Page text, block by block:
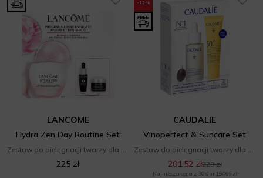
LANCOME
Hydra Zen Day Routine Set
Zestaw do pielęgnacji twarzy dla niej
225 zł
-12%
CAUDALIE
Vinoperfect & Suncare Set
Zestaw do pielęgnacji twarzy dla niej
201,52 zł229 zł
Najniższa cena z 30 dni: 194,65 zł